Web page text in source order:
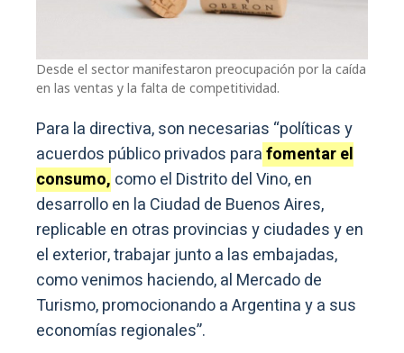
Desde el sector manifestaron preocupación por la caída
en las ventas y la falta de competitividad.
Para la directiva, son necesarias “políticas y
acuerdos público privados parafomentar el
consumo, como el Distrito del Vino, en
desarrollo en la Ciudad de Buenos Aires,
replicable en otras provincias y ciudades y en
el exterior, trabajar junto a las embajadas,
como venimos haciendo, al Mercado de
Turismo, promocionando a Argentina y a sus
economías regionales”.